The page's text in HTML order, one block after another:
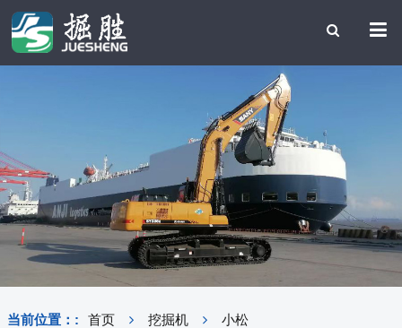
当前位置：: 首页 挖掘机 小松